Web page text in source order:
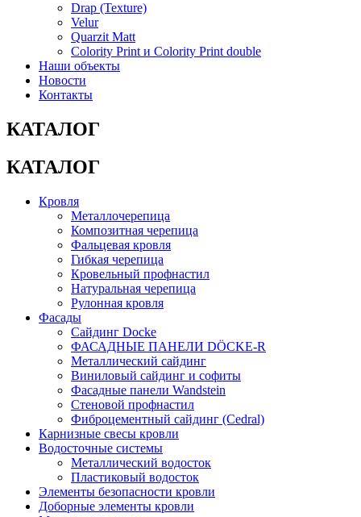
Drap (Texture)
Velur
Quarzit Matt
Colority Print и Colority Print double
Наши объекты
Новости
Контакты
КАТАЛОГ
КАТАЛОГ
Кровля
Металлочерепица
Композитная черепица
Фальцевая кровля
Гибкая черепица
Кровельный профнастил
Натуральная черепица
Рулонная кровля
Фасады
Сайдинг Docke
ФАСАДНЫЕ ПАНЕЛИ DÖCKE-R
Металлический сайдинг
Виниловый сайдинг и софиты
Фасадные панели Wandstein
Стеновой профнастил
Фиброцементный сайдинг (Cedral)
Карнизные свесы кровли
Водосточные системы
Металлический водосток
Пластиковый водосток
Элементы безопасности кровли
Доборные элементы кровли